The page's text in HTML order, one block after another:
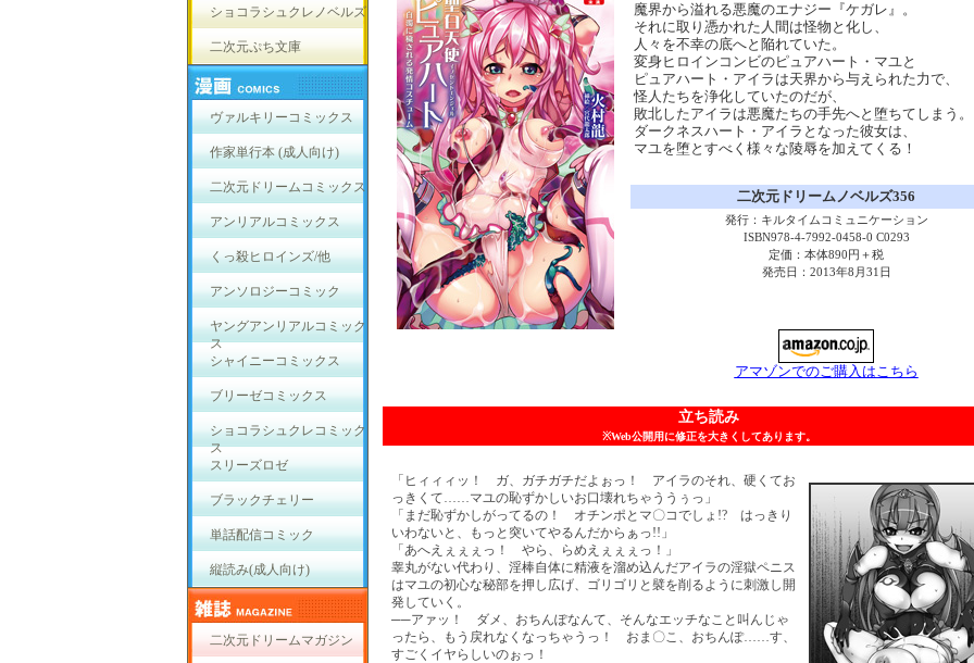
ショコラシュクレノベルズ
二次元ぷち文庫
ヴァルキリーコミックス
作家単行本 (成人向け)
二次元ドリームコミックス
アンリアルコミックス
くっ殺ヒロインズ/他
アンソロジーコミック
ヤングアンリアルコミック
ス
シャイニーコミックス
ブリーゼコミックス
ショコラシュクレコミック
ス
スリーズロゼ
ブラックチェリー
単話配信コミック
縦読み(成人向け)
二次元ドリームマガジン
魔界から溢れる悪魔のエナジー『ケガレ』。
それに取り憑かれた人間は怪物と化し、
人々を不幸の底へと陥れていた。
変身ヒロインコンビのピュアハート・マユと
ピュアハート・アイラは天界から与えられた力で、
怪人たちを浄化していたのだが、
敗北したアイラは悪魔たちの手先へと堕ちてしまう。
ダークネスハート・アイラとなった彼女は、
マユを堕とすべく様々な陵辱を加えてくる！
二次元ドリームノベルズ356
発行：キルタイムコミュニケーション
ISBN978-4-7992-0458-0 C0293
定価：本体890円＋税
発売日：2013年8月31日
アマゾンでのご購入はこちら
立ち読み
※Web公開用に修正を大きくしてあります。
「ヒィィィッ！ ガ、ガチガチだよぉっ！ アイラのそれ、硬くてお
っきくて……マユの恥ずかしいお口壊れちゃううぅっ」
「まだ恥ずかしがってるの！ オチンポとマ〇コでしょ!? はっきり
いわないと、もっと突いてやるんだからぁっ!!」
「あへえぇぇぇっ！ やら、らめえぇぇぇっ！」
睾丸がない代わり、淫棒自体に精液を溜め込んだアイラの淫獄ペニス
はマユの初心な秘部を押し広げ、ゴリゴリと襞を削るように刺激し開
発していく。
──アァッ！ ダメ、おちんぽなんて、そんなエッチなこと叫んじゃ
ったら、もう戻れなくなっちゃうっ！ おま〇こ、おちんぽ……す、
すごくイヤらしいのぉっ！